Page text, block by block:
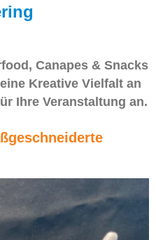
Canapes & Snacks
Kreative Vielfalt an
Ihre Veranstaltung an.